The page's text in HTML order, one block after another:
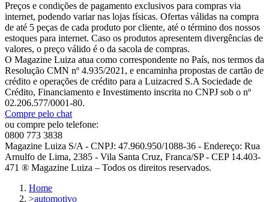
Preços e condições de pagamento exclusivos para compras via
internet, podendo variar nas lojas físicas. Ofertas válidas na compra
de até 5 peças de cada produto por cliente, até o término dos nossos
estoques para internet. Caso os produtos apresentem divergências de
valores, o preço válido é o da sacola de compras.
O Magazine Luiza atua como correspondente no País, nos termos da
Resolução CMN nº 4.935/2021, e encaminha propostas de cartão de
crédito e operações de crédito para a Luizacred S.A Sociedade de
Crédito, Financiamento e Investimento inscrita no CNPJ sob o nº
02.206.577/0001-80.
Compre pelo chat
ou compre pelo telefone:
0800 773 3838
Magazine Luiza S/A - CNPJ: 47.960.950/1088-36 - Endereço: Rua
Arnulfo de Lima, 2385 - Vila Santa Cruz, Franca/SP - CEP 14.403-
471 ® Magazine Luiza – Todos os direitos reservados.
Home
>automotivo